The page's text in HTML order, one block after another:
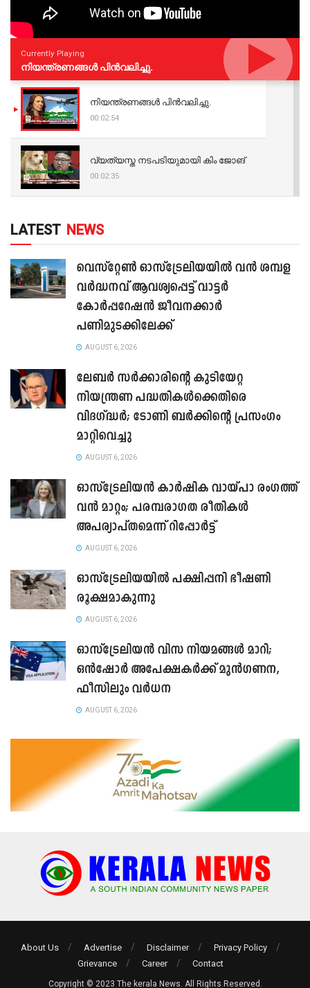
Currently Playing
നിയന്ത്രണങ്ങള്‍ പിന്‍വലിച്ചു.
നിയന്ത്രണങ്ങള്‍ പിന്‍വലിച്ചു.
00:02:54
വ്യത്യസ്ത നടപടിയുമായി കിം ജോങ്
00:02:35
LATEST NEWS
വെസ്റ്റേൺ ഓസ്‌ട്രേലിയയിൽ വൻ ശമ്പള
വർദ്ധനവ് ആവശ്യപ്പെട്ട് വാട്ടർ
കോർപ്പറേഷൻ ജീവനക്കാർ
പണിമുടക്കിലേക്ക്
AUGUST 6, 2026
ലേബർ സർക്കാരിന്റെ കുടിയേറ്റ
നിയന്ത്രണ പദ്ധതികൾക്കെതിരെ
വിദഗ്ദ്ധർ; ടോണി ബർക്കിന്റെ പ്രസംഗം
മാറ്റിവെച്ചു
AUGUST 6, 2026
ഓസ്‌ട്രേലിയൻ കാർഷിക വായ്പാ രംഗത്ത്
വൻ മാറ്റം; പരമ്പരാഗത രീതികൾ
അപര്യാപ്തമെന്ന് റിപ്പോർട്ട്
AUGUST 6, 2026
ഓസ്ട്രേലിയയിൽ പക്ഷിപ്പനി ഭീഷണി
രൂക്ഷമാകുന്നു
AUGUST 6, 2026
ഓസ്‌ട്രേലിയൻ വിസ നിയമങ്ങൾ മാറി;
ഒൻഷോർ അപേക്ഷകർക്ക് മുൻഗണന,
ഫീസിലും വർധന
AUGUST 6, 2026
About Us Advertise Disclaimer
Privacy Policy
Grievance
Career Contact
Copyright © 2023 The kerala News. All Rights Reserved.